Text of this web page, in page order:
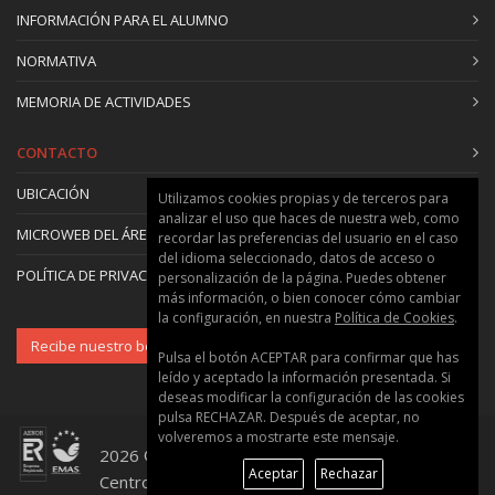
8.1. Estructura jerárquica de categorías e
8.2. Identificación de indicadores
8.3. Peso específico de indicadores
8.5. Caso a estudio
9. Pilares básicos para lograr una arquitectura
sostenible (categorías de indicadores)
9.1. Optimización de recursos
9.2. Disminución de residuos y emisiones
9.3. Disminución del consumo energético
9.4. Integración arquitectónica de fuentes
naturales de energía
9.5. Optimización del bienestar y calidad de vida
9.6. Disminución del coste económico
9.7. Adecuación social
9.8. Otros
10. Clasificación de acciones sostenibles de
INFORMACIÓN PARA EL ALUMNO
NORMATIVA
MEMORIA DE ACTIVIDADES
CONTACTO
UBICACIÓN
MICROWEB DEL ÁREA
POLÍTICA DE PRIVACIDAD Y COOKIES
Recibe nuestro boletín
2026 © Universitat Politècnica de València ::
Centro de Formación Permanente
Utilizamos cookies propias y de terceros para
analizar el uso que haces de nuestra web, como
recordar las preferencias del usuario en el caso
del idioma seleccionado, datos de acceso o
personalización de la página. Puedes obtener
más información, o bien conocer cómo cambiar
la configuración, en nuestra Política de Cookies.
Pulsa el botón ACEPTAR para confirmar que has
leído y aceptado la información presentada. Si
deseas modificar la configuración de las cookies
pulsa RECHAZAR. Después de aceptar, no
volveremos a mostrarte este mensaje.
Aceptar
Rechazar